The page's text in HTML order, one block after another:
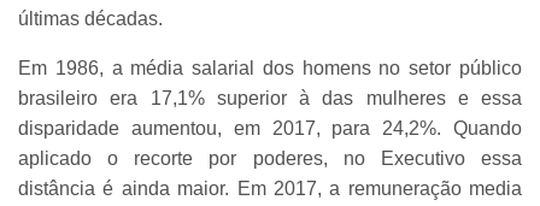
últimas décadas.
Em 1986, a média salarial dos homens no setor público
brasileiro era 17,1% superior à das mulheres e essa
disparidade aumentou, em 2017, para 24,2%. Quando
aplicado o recorte por poderes, no Executivo essa
distância é ainda maior. Em 2017, a remuneração media